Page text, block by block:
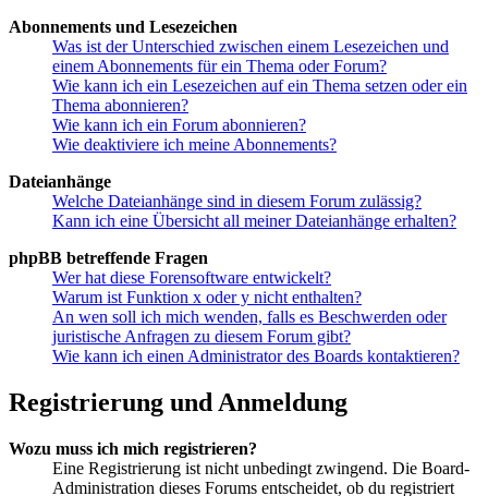
Abonnements und Lesezeichen
Was ist der Unterschied zwischen einem Lesezeichen und
einem Abonnements für ein Thema oder Forum?
Wie kann ich ein Lesezeichen auf ein Thema setzen oder ein
Thema abonnieren?
Wie kann ich ein Forum abonnieren?
Wie deaktiviere ich meine Abonnements?
Dateianhänge
Welche Dateianhänge sind in diesem Forum zulässig?
Kann ich eine Übersicht all meiner Dateianhänge erhalten?
phpBB betreffende Fragen
Wer hat diese Forensoftware entwickelt?
Warum ist Funktion x oder y nicht enthalten?
An wen soll ich mich wenden, falls es Beschwerden oder
juristische Anfragen zu diesem Forum gibt?
Wie kann ich einen Administrator des Boards kontaktieren?
Registrierung und Anmeldung
Wozu muss ich mich registrieren?
Eine Registrierung ist nicht unbedingt zwingend. Die Board-
Administration dieses Forums entscheidet, ob du registriert